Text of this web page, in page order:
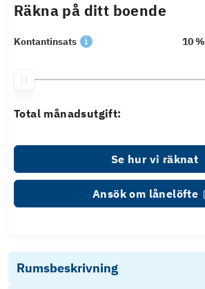
Räkna på ditt boende
Kontantinsats 10 %
Total månadsutgift:
Se hur vi räknat
Ansök om lånelöfte
Rumsbeskrivning